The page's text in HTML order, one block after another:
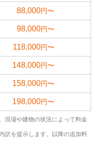
88,000円〜
98,000円〜
118,000円〜
148,000円〜
158,000円〜
198,000円〜
現場や建物の状況によって料金
訳を提示します。以降の追加料